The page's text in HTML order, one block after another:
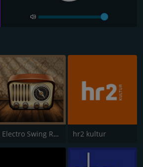
Electro Swing Radio hr2 kultur